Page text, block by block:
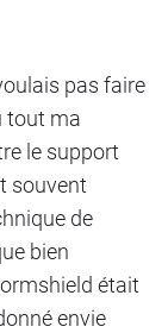
pas faire
tout ma
le support
souvent
de
bien
était
envie